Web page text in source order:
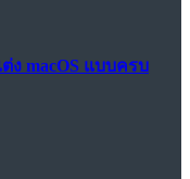
ง macOS แบบครบ